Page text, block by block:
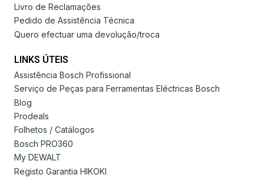
Livro de Reclamações
Pedido de Assistência Técnica
Quero efectuar uma devolução/troca
LINKS ÚTEIS
Assistência Bosch Profissional
Serviço de Peças para Ferramentas Eléctricas Bosch
Blog
Prodeals
Folhetos / Catálogos
Bosch PRO360
My DEWALT
Registo Garantia HIKOKI